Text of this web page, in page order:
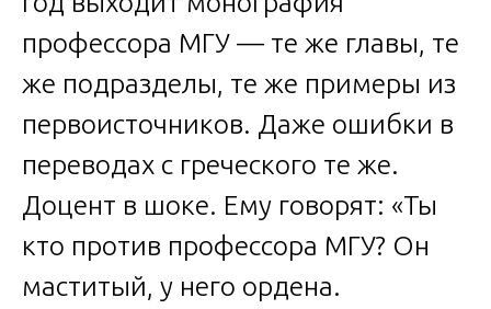
профессора МГУ — те же главы, те
же подразделы, те же примеры из
первоисточников. Даже ошибки в
переводах с греческого те же.
Доцент в шоке. Ему говорят: «Ты
кто против профессора МГУ? Он
маститый, у него ордена.